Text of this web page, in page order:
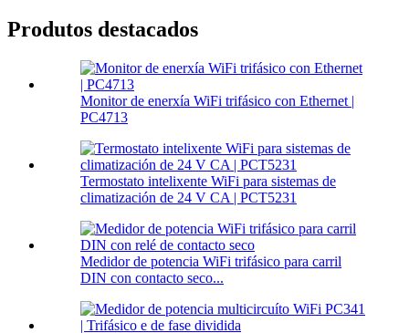
Produtos destacados
Monitor de enerxía WiFi trifásico con Ethernet |
PC4713
Termostato intelixente WiFi para sistemas de
climatización de 24 V CA | PCT5231
Medidor de potencia WiFi trifásico para carril
DIN con contacto seco...